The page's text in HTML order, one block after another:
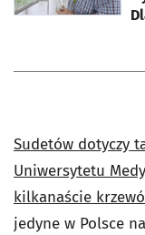
Sudetów dotyczy
Uniwersytetu
kilkanaście
jedyne w Polsce